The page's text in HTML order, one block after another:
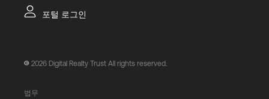
포털 로그인
2026 Digital Realty Trust All rights reserved.
법무